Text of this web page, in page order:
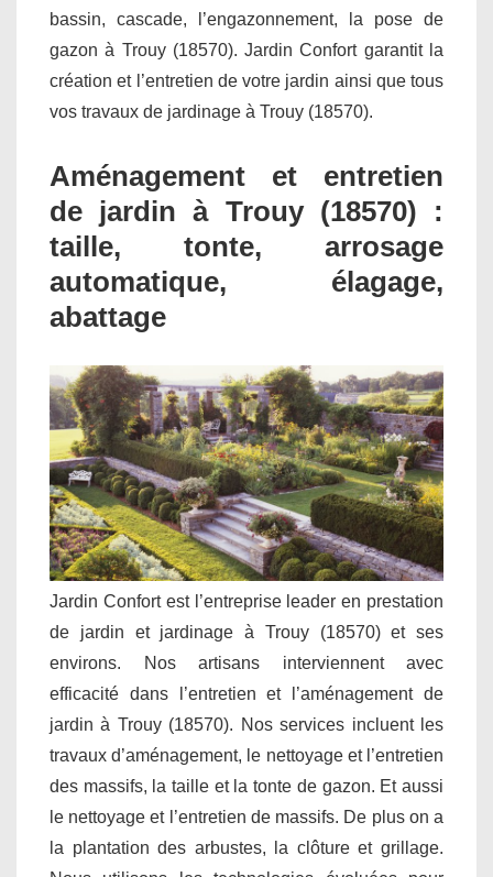
bassin, cascade, l’engazonnement, la pose de
gazon à Trouy (18570). Jardin Confort garantit la
création et l’entretien de votre jardin ainsi que tous
vos travaux de jardinage à Trouy (18570).
Aménagement et entretien
de jardin à Trouy (18570) :
taille, tonte, arrosage
automatique, élagage,
abattage
Jardin Confort est l’entreprise leader en prestation
de jardin et jardinage à Trouy (18570) et ses
environs. Nos artisans interviennent avec
efficacité dans l’entretien et l’aménagement de
jardin à Trouy (18570). Nos services incluent les
travaux d’aménagement, le nettoyage et l’entretien
des massifs, la taille et la tonte de gazon. Et aussi
le nettoyage et l’entretien de massifs. De plus on a
la plantation des arbustes, la clôture et grillage.